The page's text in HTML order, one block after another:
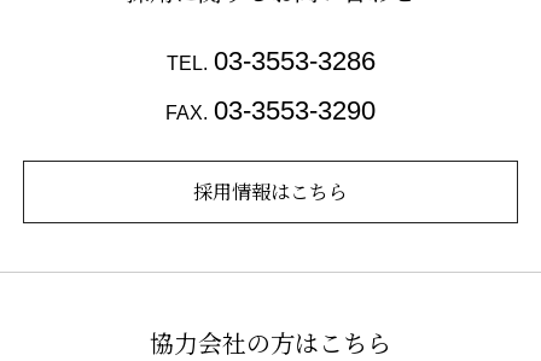
TEL. 03-3553-3286
FAX. 03-3553-3290
採用情報はこちら
協力会社の方はこちら